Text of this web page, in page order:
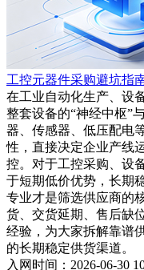
工控元器件采购避坑指
在工业自动化生产、设
整套设备的“神经中枢”
器、传感器、低压配电
性，直接决定企业产线
控。对于工控采购、设
于短期低价优势，长期
专业才是筛选供应商的
货、交货延期、售后缺
经验，为大家拆解靠谱
的长期稳定供货渠道。
入网时间：2026-06-30